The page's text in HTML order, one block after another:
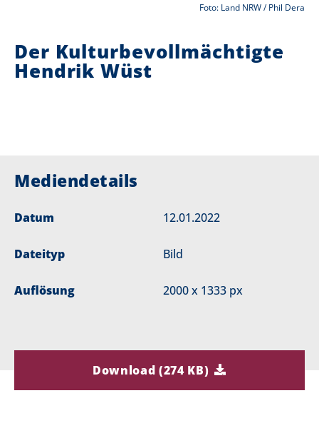
e
r
Foto: Land NRW / Phil Dera
Der Kulturbevollmächtigte
Hendrik Wüst
Mediendetails
Datum 12.01.2022
Dateityp Bild
Auflösung 2000 x 1333 px
Download (274 KB)